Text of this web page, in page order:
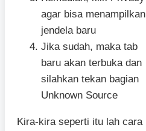
agar bisa menampilkan
jendela baru
Jika sudah, maka tab
baru akan terbuka dan
silahkan tekan bagian
Unknown Source
Kira-kira seperti itu lah cara